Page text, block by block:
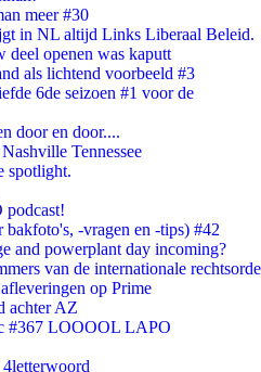
meer #30
in NL altijd Links Liberaal Beleid.
openen was kaputt
als lichtend voorbeeld #3
6de seizoen #1 voor de
door en door....
Tennessee
spotlight.
podcast!
-vragen en -tips) #42
and powerplant day incoming?
van de internationale rechtsorde
op Prime
achter AZ
#367 LOOOOL LAPO